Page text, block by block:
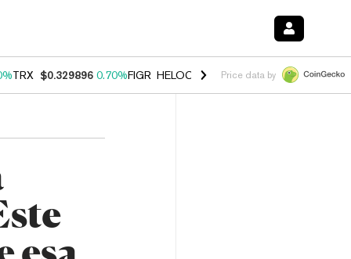
TRX $0.329896 0.70%FIGR_HELOC $1.001 -2.70%HYPE $54.77
Price data by